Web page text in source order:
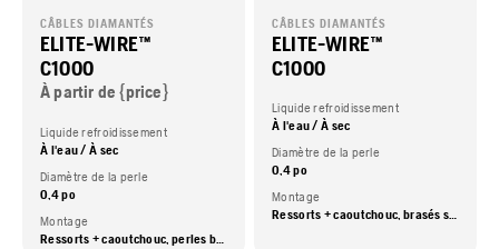
CÂBLES DIAMANTÉS
ELITE-WIRE™
C1000
À partir de {price}
Liquide refroidissement
À l'eau / À sec
Diamètre de la perle
0,4 po
Montage
Ressorts + caoutchouc, perles brasées sous vide
CÂBLES DIAMANTÉS
ELITE-WIRE™
C1000
Liquide refroidissement
À l'eau / À sec
Diamètre de la perle
0,4 po
Montage
Ressorts + caoutchouc, brasés sous vide